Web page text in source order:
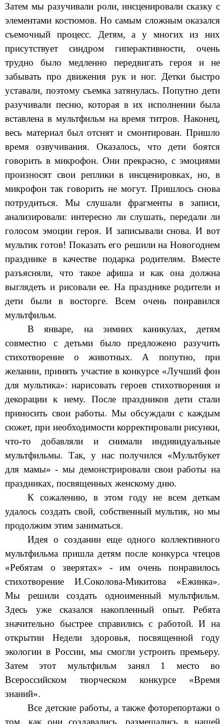
Затем мы разучивали роли, инсценировали сказку с
элементами костюмов. Но самым сложным оказался
съемочный процесс. Детям, а у многих из них
присутствует синдром гиперактивности, очень
трудно было медленно передвигать героя и не
забывать про движения рук и ног. Детки быстро
уставали, поэтому съемка затянулась. Попутно дети
разучивали песню, которая в их исполнении была
вставлена в мультфильм на время титров. Наконец,
весь материал был отснят и смонтирован. Пришло
время озвучивания. Оказалось, что дети боятся
говорить в микрофон. Они прекрасно, с эмоциями
произносят свои реплики в инсценировках, но, в
микрофон так говорить не могут. Пришлось снова
потрудиться. Мы слушали фрагменты в записи,
анализировали: интересно ли слушать, передали ли
голосом эмоции героя. И записывали снова. И вот
мультик готов! Показать его решили на Новогоднем
празднике в качестве подарка родителям. Вместе
разъясняли, что такое афиша и как она должна
выглядеть и рисовали ее. На празднике родители и
дети были в восторге. Всем очень понравился
мультфильм.
В январе, на зимних каникулах, детям
совместно с детьми было предложено разучить
стихотворение о животных. А попутно, при
желании, принять участие в конкурсе «Лучший фон
для мультика»: нарисовать героев стихотворения и
декорации к нему. После праздников дети стали
приносить свои работы. Мы обсуждали с каждым
сюжет, при необходимости корректировали рисунки,
что-то добавляли и снимали индивидуальные
мультфильмы. Так, у нас получился «Мультбукет
для мамы» - мы демонстрировали свои работы на
праздниках, посвященных женскому дню.
К сожалению, в этом году не всем деткам
удалось создать свой, собственный мультик, но мы
продолжим этим заниматься.
Идея о создании еще одного коллективного
мультфильма пришла детям после конкурса чтецов
«Ребятам о зверятах» - им очень понравилось
стихотворение И.Соколова-Микитова «Ежинка».
Мы решили создать одноименный мультфильм.
Здесь уже сказался накопленный опыт. Ребята
значительно быстрее справились с работой. И на
открытии Недели здоровья, посвященной году
экологии в России, мы смогли устроить премьеру.
Затем этот мультфильм занял 1 место во
Всероссийском творческом конкурсе «Время
знаний».
Все детские работы, а также фоторепортажи о